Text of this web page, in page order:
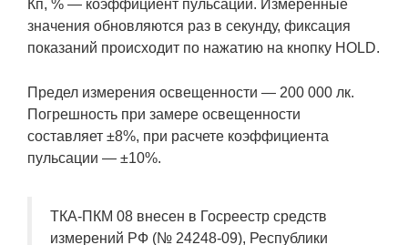
Кп, % — коэффициент пульсации. Измеренные
значения обновляются раз в секунду, фиксация
показаний происходит по нажатию на кнопку HOLD.
Предел измерения освещенности — 200 000 лк.
Погрешность при замере освещенности
составляет ±8%, при расчете коэффициента
пульсации — ±10%.
ТКА-ПКМ 08 внесен в Госреестр средств
измерений РФ (№ 24248-09), Республики